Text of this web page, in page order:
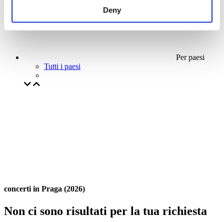
Deny
Per paesi
Tutti i paesi
concerti in Praga (2026)
Non ci sono risultati per la tua richiesta